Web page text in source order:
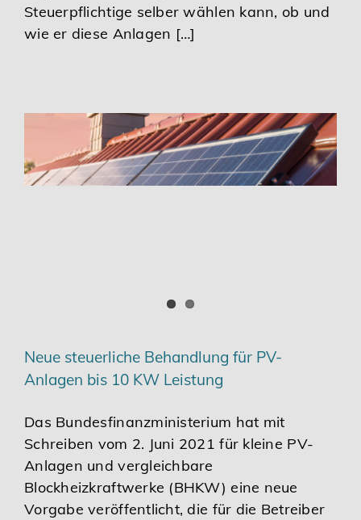
Steuerpflichtige selber wählen kann, ob und
wie er diese Anlagen […]
Neue steuerliche Behandlung für PV-
Anlagen bis 10 KW Leistung
Das Bundesfinanzministerium hat mit
Schreiben vom 2. Juni 2021 für kleine PV-
Anlagen und vergleichbare
Blockheizkraftwerke (BHKW) eine neue
Vorgabe veröffentlicht, die für die Betreiber